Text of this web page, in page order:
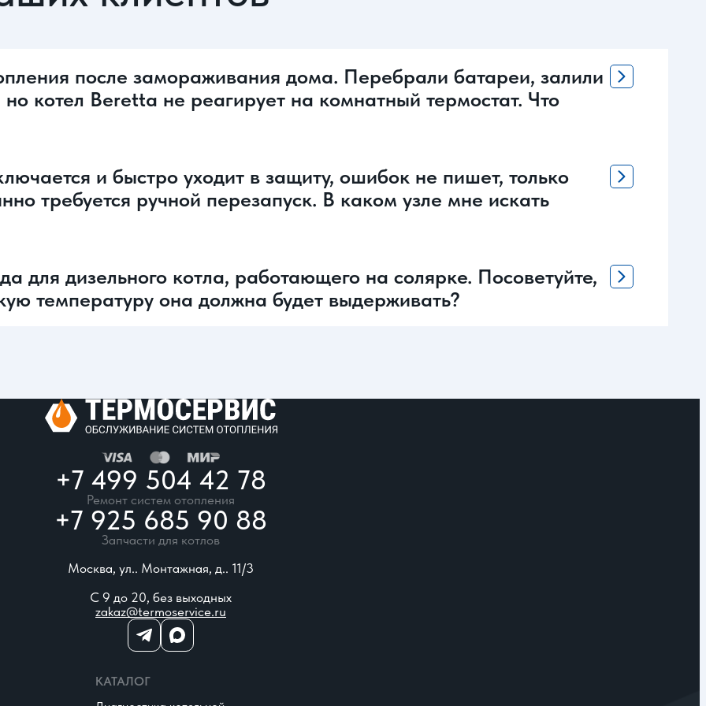
после замораживания дома. Перебрали батареи, залили
котел Beretta не реагирует на комнатный термостат. Что
и быстро уходит в защиту, ошибок не пишет, только
требуется ручной перезапуск. В каком узле мне искать
для дизельного котла, работающего на солярке. Посоветуйте,
температуру она должна будет выдерживать?
+7 499 504 42 78
Ремонт систем отопления
+7 925 685 90 88
Запчасти для котлов
Москва, ул.. Монтажная, д.. 11/3
С 9 до 20, без выходных
zakaz@termoservice.ru
КАТАЛОГ